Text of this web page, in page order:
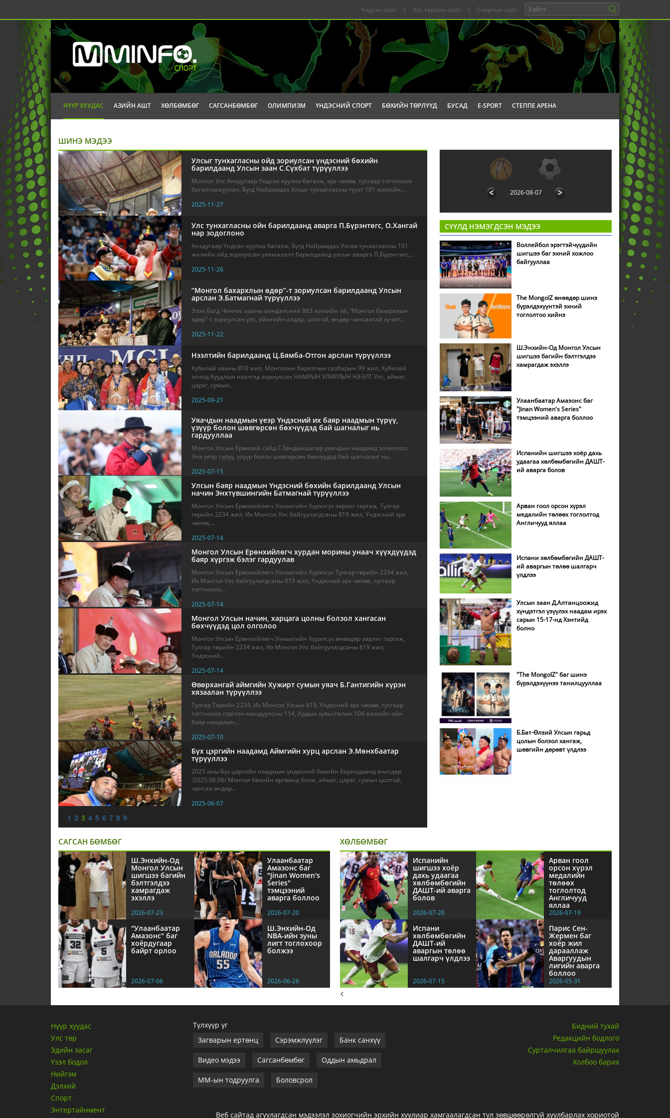
Үндсэн сайт | Улс төрийн сайт | Спортын сайт
НҮҮР ХУУДАС АЗИЙН АШТ ХӨЛБӨМБӨГ САГСАНБӨМБӨГ ОЛИМПИЗМ ҮНДЭСНИЙ СПОРТ БӨХИЙН ТӨРЛҮҮД БУСАД E-SPORT СТЕППЕ АРЕНА
ШИНЭ МЭДЭЭ
Улсыг тунхагласны ойд зориулсан үндэсний бөхийн
барилдаанд Улсын заан С.Сүхбат түрүүллээ
Монгол Улс Анхдугаар Үндсэн хуулиа баталж, эрх чөлөө, тусгаар тогтнолоо
баталгаажуулан, Бүгд Найрамдах Улсыг тунхагласны түүхт 101 жилийн...
2025-11-27
Улс тунхагласны ойн барилдаанд аварга П.Бүрэнтөгс, О.Хангай
нар зодоглоно
Анхдугаар Үндсэн хуулиа баталж, Бүгд Найрамдах Улсаа тунхагласны 101
жилийн ойд зориулсан уламжлалт барилдаанд улсын аварга П.Бүрэнтөгс,...
2025-11-26
“Монгол бахархлын өдөр”-т зориулсан барилдаанд Улсын
арслан Э.Батмагнай түрүүллээ
Эзэн Богд Чингис хааны мэндэлсний 863 жилийн ой, “Монгол бахархлын
өдөр”-т зориулсан улс, аймгийн алдар, цолтой, өндөр чансаатай хүчит...
2025-11-22
Нээлтийн барилдаанд Ц.Бямба-Отгон арслан түрүүллээ
Хубилай хааны 810 жил, Монголын барилгын салбарын 99 жил, Хубилай
зочид буудлын нээлтэд зориулсан НАМРЫН УЛИРЛЫН НЭЭЛТ Улс, аймаг,
цэрэг, сумын...
2025-09-21
Уяачдын наадмын үеэр Үндэсний их баяр наадмын түрүү,
үзүүр болон шөвгөрсөн бөхчүүдэд бай шагналыг нь
гардууллаа
Монгол Улсын Ерөнхий сайд Г.Занданшатар уяачдын наадамд зочиллоо.
Энэ үеэр түрүү, үзүүр болон шөвгөрсөн бөхчүүдэд бай шагналыг нь...
2025-07-15
Улсын баяр наадмын Үндэсний бөхийн барилдаанд Улсын
начин Энхтүвшингийн Батмагнай түрүүллээ
Монгол Улсын Ерөнхийлөгч Ухнаагийн Хүрэлсүх зарлиг гаргаж, Тулгар
төрийн 2234 жил, Их Монгол Улс байгуулагдсаны 819 жил, Үндэсний эрх
чөлөө,...
2025-07-14
Монгол Улсын Ерөнхийлөгч хурдан морины унаач хүүхдүүдэд
баяр хүргэж бэлэг гардуулав
Монгол Улсын Ерөнхийлөгч Ухнаагийн Хүрэлсүх Тулгар төрийн 2234 жил,
Их Монгол Улс байгуулагдсаны 819 жил, Үндэсний эрх чөлөө, тусгаар
тогтнолоо...
2025-07-14
Монгол Улсын начин, харцага цолны болзол хангасан
бөхчүүдэд цол олголоо
Монгол Улсын Ерөнхийлөгч Ухнаагийн Хүрэлсүх өнөөдөр зарлиг гаргаж,
Тулгар төрийн 2234 жил, Их Монгол Улс байгуулагдсаны 819 жил,
Үндэсний...
2025-07-14
Өвөрхангай аймгийн Хужирт сумын уяач Б.Гантигийн хүрэн
хязаалан түрүүллээ
Тулгар Төрийн 2234, Их Монгол Улсын 819, Үндэсний эрх чөлөө, тусгаар
тогтнолоо сэргээн мандуулсны 114, Ардын хувьсгалын 104 жилийн ойн
баяр наадмын...
2025-07-10
Бүх цэргийн наадамд Аймгийн хурц арслан Э.Мөнхбаатар
түрүүллээ
2025 оны Бүх цэргийн наадмын үндэсний бөхийн барилдаанд өчигдөр
/2025.06.06/ Монгол бөхийн өргөөнд болж, аймаг, цэрэг, сумын цолтой,
чансаа өндөр...
2025-06-07
1 2 3 4 5 6 7 8 9
2026-08-07
СҮҮЛД НЭМЭГДСЭН МЭДЭЭ
Воллейбол эрэгтэйчүүдийн
шигшээ баг эхний хожлоо
байгууллаа
The MongolZ өнөөдөр шинэ
бүрэлдэхүүнтэй эхний
тоглолтоо хийнэ
Ш.Энхийн-Од Монгол Улсын
шигшээ багийн бэлтгэлдээ
хамрагдаж эхэллэ
Улаанбаатар Амазонс баг
"Jinan Women's Series"
тэмцээний аварга боллоо
Испанийн шигшээ хоёр дахь
удаагаа хөлбөмбөгийн ДАШТ-
ий аварга болов
Арван гоол орсон хүрэл
медалийн төлөөх тоглолтод
Англичууд яллаа
Испани хөлбөмбөгийн ДАШТ-
ий аваргын төлөө шалгарч
үлдлээ
Улсын заан Д.Алтанцоожид
хүндэтгэл үзүүлэх наадам ирэх
сарын 15-17-нд Хэнтийд
болно
"The MongolZ" баг шинэ
бүрэлдэхүүнээ танилцууллаа
Б.Бат-Өлзий Улсын гарьд
цолын болзол хангаж,
шөвгийн дөрөвт үлдлээ
САГСАН БӨМБӨГ
Ш.Энхийн-Од
Монгол Улсын
шигшээ багийн
бэлтгэлдээ
хамрагдаж
эхэллэ
2026-07-23
Улаанбаатар
Амазонс баг
"Jinan Women's
Series"
тэмцээний
аварга боллоо
2026-07-20
"Улаанбаатар
Амазонс" баг
хоёрдугаар
байрт орлоо
2026-07-06
Ш.Энхийн-Од
NBА-ийн зуны
лигт тоглохоор
болжээ
2026-06-26
ХӨЛБӨМБӨГ
Испанийн
шигшээ хоёр
дахь удаагаа
хөлбөмбөгийн
ДАШТ-ий аварга
болов
2026-07-20
Арван гоол
орсон хүрэл
медалийн
төлөөх
тоглолтод
Англичууд
яллаа
2026-07-19
Испани
хөлбөмбөгийн
ДАШТ-ий
аваргын төлөө
шалгарч үлдлээ
2026-07-15
Парис Сен-
Жермен баг
хоёр жил
дарааллаж
Аваргуудын
лигийн аварга
боллоо
2026-05-31
<
Нүүр хуудас
Улс төр
Эдийн засаг
Үзэл бодол
Нийгэм
Дэлхий
Спорт
Энтертайнмент
Түлхүүр үг
Загварын ертөнц
Сэрэмжлүүлэг Банк санхүү
Видео мэдээ Сагсанбөмбөг Оддын амьдрал
ММ-ын тодруулга Боловсрол
Бидний тухай
Редакцийн бодлого
Сурталчилгаа байршуулах
Холбоо барих
Веб сайтад агуулагдсан мэдээлэл зохиогчийн эрхийн хуулиар хамгаалагдсан тул зөвшөөрөлгүй хуулбарлах хориотой